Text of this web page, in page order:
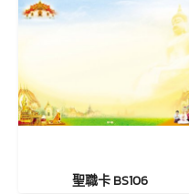
聖職卡 BS106